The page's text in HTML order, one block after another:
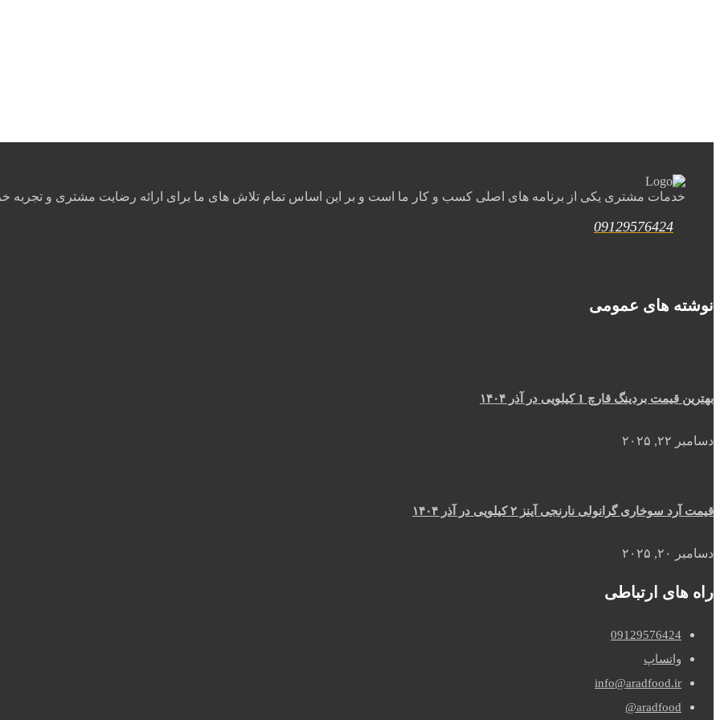
خدمات مشتری یکی از برنامه های اصلی کسب و کار ما است و بر این اساس تمام تلاش های ما برای ارائه رضایت مشتری و تجربه
09129576424
نوشته های عمومی
بهترین قیمت بردینگ قارچ 1 کیلویی در آذر ۱۴۰۴
دسامبر ۲۲, ۲۰۲۵
قیمت آرد سوخاری گرانولی نارنجی آینز ۲ کیلویی در آذر ۱۴۰۴
دسامبر ۲۰, ۲۰۲۵
راه های ارتباطی
09129576424
واتساپ
info@aradfood.ir
aradfood@